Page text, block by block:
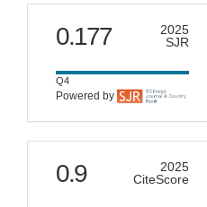
scimago
0.177
2025
SJR
Q4
Powered by
citescore
0.9
2025
CiteScore